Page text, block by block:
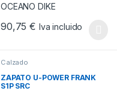
90,75€ Iva incluido
Calzado
ZAPATO U-POWER FRANK
S1P SRC